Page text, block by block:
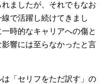
ましたが、それでもなお
で活躍し続けてきまし
時的なキャリアへの傷と
響には至らなかったと言
「セリフをただ訳す」の